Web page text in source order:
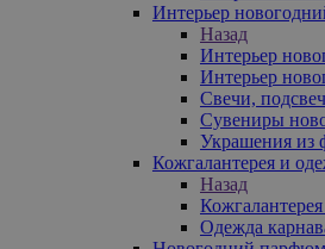
Интерьер
Назад
Интерьер
Интерьер
Свечи,
Сувениры
Украшения из
Кожгалантерея и
Назад
Одежда